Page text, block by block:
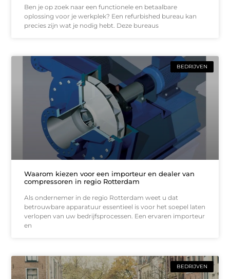
Ben je op zoek naar een functionele en betaalbare
oplossing voor je werkplek? Een refurbished bureau kan
precies zijn wat je nodig hebt. Deze bureaus
BEDRIJVEN
Waarom kiezen voor een importeur en dealer van
compressoren in regio Rotterdam
Als ondernemer in de regio Rotterdam weet u dat
betrouwbare apparatuur essentieel is voor het soepel laten
verlopen van uw bedrijfsprocessen. Een ervaren importeur
en
BEDRIJVEN